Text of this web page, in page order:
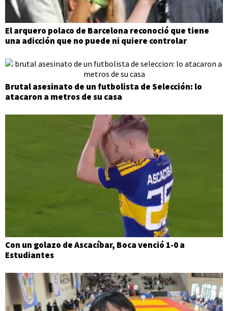
El arquero polaco de Barcelona reconoció que tiene
una adicción que no puede ni quiere controlar
Brutal asesinato de un futbolista de Selección: lo
atacaron a metros de su casa
Con un golazo de Ascacíbar, Boca venció 1-0 a
Estudiantes